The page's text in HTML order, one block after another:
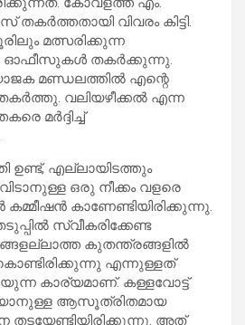
തകർത്തതായി വിവരം കിട്ടി.
മത്സരിക്കുന്ന
ഓഫീസുകൾ തകർക്കുന്നു.
മണ്ഡലത്തിൽ എന്റെ
വലിയഴീക്കൽ എന്ന
മർദ്ദിച്ച്
ഉണ്ട്, എല്ലായിടത്തും
ഒരു നീക്കം വളരെ
കാണേണ്ടിയിരിക്കുന്നു.
സ്വീകരിക്കേണ്ട
കുതന്ത്രങ്ങളിൽ
എന്നുള്ളത്
കാര്യമാണ്. കള്ളവോട്ട്
ആസൂത്രിതമായ
തടയേണ്ടിയിരിക്കുന്നു. അത്